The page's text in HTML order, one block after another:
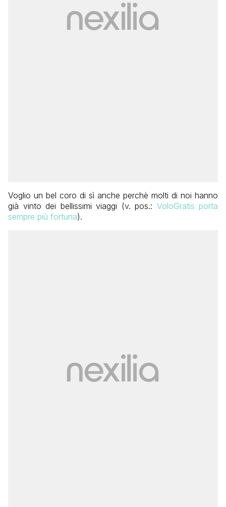
Voglio un bel coro di sì anche perchè molti di noi hanno
già vinto dei bellissimi viaggi (v. pos.: VoloGratis porta
sempre più fortuna).